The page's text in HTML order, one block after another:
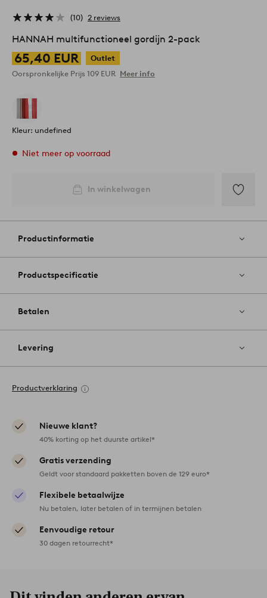
10 2 reviews
HANNAH multifunctioneel gordijn 2-pack
65,40 EUR
Outlet
Oorspronkelijke Prijs 109 EUR Meer info
Kleur: undefined
Niet meer op voorraad
In winkelwagen
aan
Productinformatie
Productspecificatie
Betalen
Levering
Productverklaring
Nieuwe klant?
40% korting op het duurste artikel*
Gratis verzending
Geldt voor standaard pakketten boven de 129 euro*
Flexibele betaalwijze
Nu betalen, later betalen of in termijnen betalen
Eenvoudige retour
30 dagen retourrecht*